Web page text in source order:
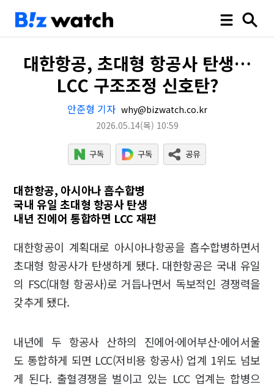
대한항공, 초대형 항공사 탄생…
LCC 구조조정 신호탄?
안준형 기자 why@bizwatch.co.kr
2026.05.14(목) 10:59
대한항공, 아시아나 흡수합병
국내 유일 초대형 항공사 탄생
내년 진에어 통합하면 LCC 재편
대한항공이 계획대로 아시아나항공을 흡수합병하면서
초대형 항공사가 탄생하게 됐다. 대한항공은 국내 유일
의 FSC(대형 항공사)로 거듭나면서 독보적인 경쟁력을
갖추게 됐다.
내년에 두 항공사 산하의 진에어·에어부산·에어서울
도 통합하게 되면 LCC(저비용 항공사) 업계 1위도 넘보
게 된다. 출혈경쟁을 벌이고 있는 LCC 업계는 합병으